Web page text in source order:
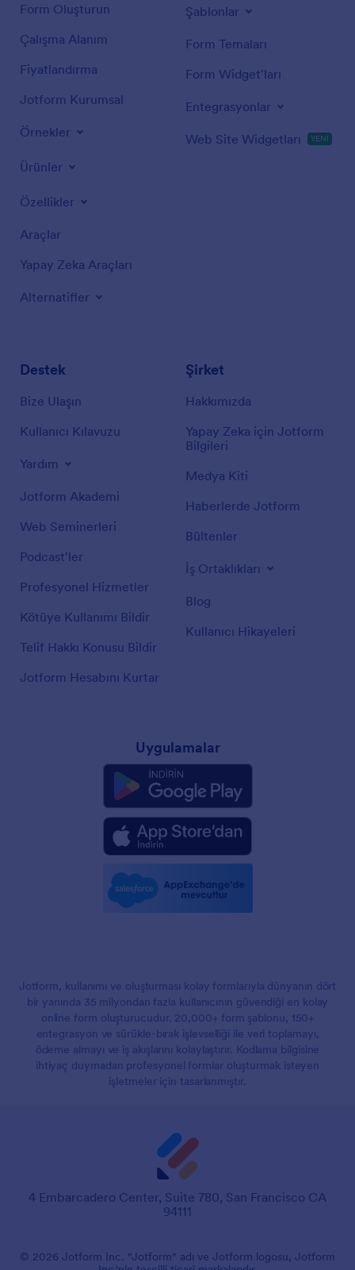
Form Oluşturun
Çalışma Alanım
Fiyatlandırma
Jotform Kurumsal
Örnekler
Ürünler
Özellikler
Araçlar
Yapay Zeka Araçları
Alternatifler
Şablonlar
Form Temaları
Form Widget'ları
Entegrasyonlar
Web Site Widgetları YENİ
Destek
Bize Ulaşın
Kullanıcı Kılavuzu
Yardım
Jotform Akademi
Web Seminerleri
Podcast'ler
Profesyonel Hizmetler
Kötüye Kullanımı Bildir
Telif Hakkı Konusu Bildir
Jotform Hesabını Kurtar
Şirket
Hakkımızda
Yapay Zeka için Jotform
Bilgileri
Medya Kiti
Haberlerde Jotform
Bültenler
İş Ortaklıkları
Blog
Kullanıcı Hikayeleri
Uygulamalar
Jotform, kullanımı ve oluşturması kolay formlarıyla dünyanın dört
bir yanında 35 milyondan fazla kullanıcının güvendiği en kolay
online form oluşturucudur. 20,000+ form şablonu, 150+
entegrasyon ve sürükle-bırak işlevselliği ile veri toplamayı,
ödeme almayı ve iş akışlarını kolaylaştırır. Kodlama bilgisine
ihtiyaç duymadan profesyonel formlar oluşturmak isteyen
işletmeler için tasarlanmıştır.
4 Embarcadero Center, Suite 780, San Francisco CA
94111
© 2026 Jotform Inc. "Jotform" adı ve Jotform logosu, Jotform